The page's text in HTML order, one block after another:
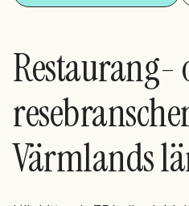
Restaurang-
Värmlands